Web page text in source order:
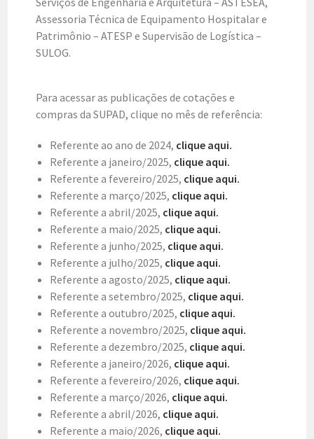
Assessoria Técnica de Equipamento Hospitalar e
Patrimônio – ATESP e Supervisão de Logística –
SULOG.
Para acessar as publicações de cotações e
compras da SUPAD, clique no mês de referência:
Referente ao ano de 2024, clique aqui.
Referente a janeiro/2025, clique aqui.
Referente a fevereiro/2025, clique aqui.
Referente a março/2025, clique aqui.
Referente a abril/2025, clique aqui.
Referente a maio/2025, clique aqui.
Referente a junho/2025, clique aqui.
Referente a julho/2025, clique aqui.
Referente a agosto/2025, clique aqui.
Referente a setembro/2025, clique aqui.
Referente a outubro/2025, clique aqui.
Referente a novembro/2025, clique aqui.
Referente a dezembro/2025, clique aqui.
Referente a janeiro/2026, clique aqui.
Referente a fevereiro/2026, clique aqui.
Referente a março/2026, clique aqui.
Referente a abril/2026, clique aqui.
Referente a maio/2026, clique aqui.